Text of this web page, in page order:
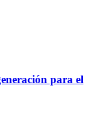
para el